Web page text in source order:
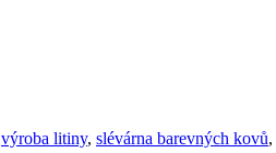
výroba litiny, slévárna barevných kovů,